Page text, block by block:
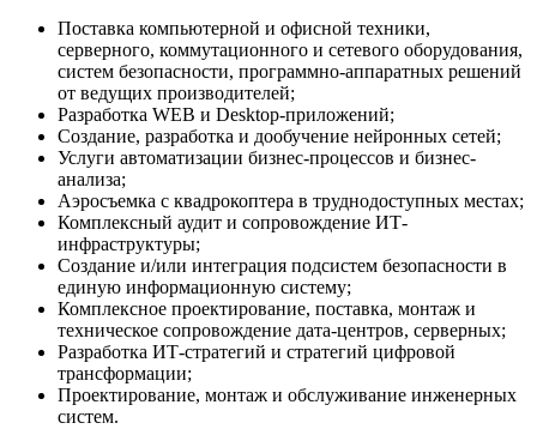
Поставка компьютерной и офисной техники,
серверного, коммутационного и сетевого оборудования,
систем безопасности, программно-аппаратных решений
от ведущих производителей;
Разработка WEB и Desktop-приложений;
Создание, разработка и дообучение нейронных сетей;
Услуги автоматизации бизнес-процессов и бизнес-
анализа;
Аэросъемка с квадрокоптера в труднодоступных местах;
Комплексный аудит и сопровождение ИТ-
инфраструктуры;
Создание и/или интеграция подсистем безопасности в
единую информационную систему;
Комплексное проектирование, поставка, монтаж и
техническое сопровождение дата-центров, серверных;
Разработка ИТ-стратегий и стратегий цифровой
трансформации;
Проектирование, монтаж и обслуживание инженерных
систем.